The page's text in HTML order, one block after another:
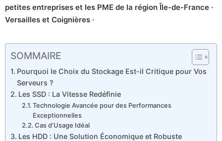
petites entreprises et les PME de la région Île-de-France ·
Versailles et Coignières ·
SOMMAIRE
Pourquoi le Choix du Stockage Est-il Critique pour Vos
Serveurs ?
Les SSD : La Vitesse Redéfinie
Technologie Avancée pour des Performances
Exceptionnelles
Cas d’Usage Idéal
Les HDD : Une Solution Économique et Robuste